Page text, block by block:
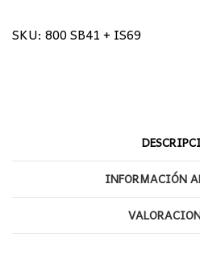
SKU: 800 SB41 + IS69
INFORMACIÓN